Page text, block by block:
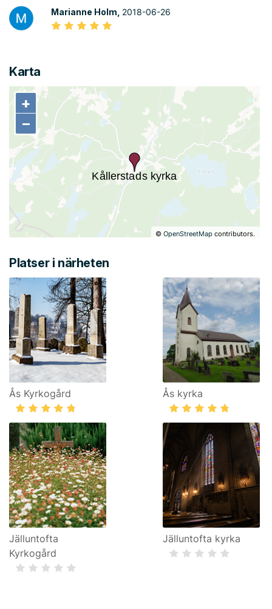
Marianne Holm, 2018-06-26
Karta
+
−
©OpenStreetMap contributors.
+
−
Platser i närheten
Ås Kyrkogård Ås kyrka
Jälluntofta
Kyrkogård
Jälluntofta kyrka